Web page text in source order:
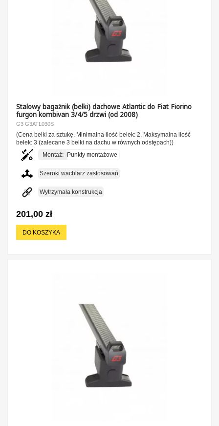
Stalowy bagażnik (belki) dachowe Atlantic do Fiat Fiorino
furgon kombivan 3/4/5 drzwi (od 2008)
G3 G3ATL030S
(Cena belki za sztukę. Minimalna ilość belek: 2, Maksymalna ilość
belek: 3 (zalecane 3 belki na dachu w równych odstępach))
Montaż:
Punkty montażowe
Szeroki wachlarz zastosowań
Wytrzymała konstrukcja
201,00 zł
DO KOSZYKA